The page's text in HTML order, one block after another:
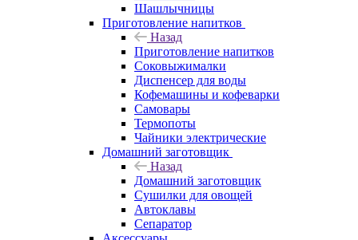
Шашлычницы
Приготовление напитков
Назад
Приготовление напитков
Соковыжималки
Диспенсер для воды
Кофемашины и кофеварки
Самовары
Термопоты
Чайники электрические
Домашний заготовщик
Назад
Домашний заготовщик
Сушилки для овощей
Автоклавы
Сепаратор